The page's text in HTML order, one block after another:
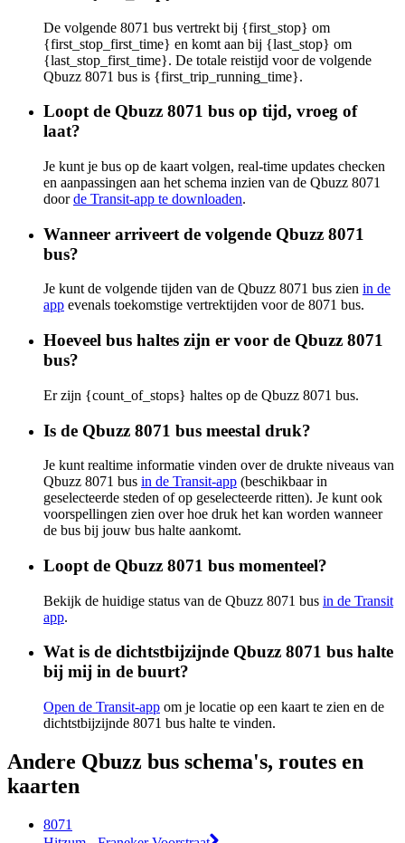
De volgende 8071 bus vertrekt bij {first_stop} om
{first_stop_first_time} en komt aan bij {last_stop} om
{last_stop_first_time}. De totale reistijd voor de volgende
Qbuzz 8071 bus is {first_trip_running_time}.
Loopt de Qbuzz 8071 bus op tijd, vroeg of
laat?
Je kunt je bus op de kaart volgen, real-time updates checken
en aanpassingen aan het schema inzien van de Qbuzz 8071
doorde Transit-app te downloaden.
Wanneer arriveert de volgende Qbuzz 8071
bus?
Je kunt de volgende tijden van de Qbuzz 8071 bus zien in de
app evenals toekomstige vertrektijden voor de 8071 bus.
Hoeveel bus haltes zijn er voor de Qbuzz 8071
bus?
Er zijn {count_of_stops} haltes op de Qbuzz 8071 bus.
Is de Qbuzz 8071 bus meestal druk?
Je kunt realtime informatie vinden over de drukte niveaus van
Qbuzz 8071 bus in de Transit-app (beschikbaar in
geselecteerde steden of op geselecteerde ritten). Je kunt ook
voorspellingen zien over hoe druk het kan worden wanneer
de bus bij jouw bus halte aankomt.
Loopt de Qbuzz 8071 bus momenteel?
Bekijk de huidige status van de Qbuzz 8071 bus in de Transit
app.
Wat is de dichtstbijzijnde Qbuzz 8071 bus halte
bij mij in de buurt?
Open de Transit-app om je locatie op een kaart te zien en de
dichtstbijzijnde 8071 bus halte te vinden.
Andere Qbuzz bus schema's, routes en
kaarten
8071